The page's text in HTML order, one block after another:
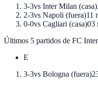
3-3vs Inter Milan (casa)
2-3vs Napoli (fuera)11
0-0vs Cagliari (casa)03
Últimos 5 partidos de FC
E
3-3vs Bologna (fuera)